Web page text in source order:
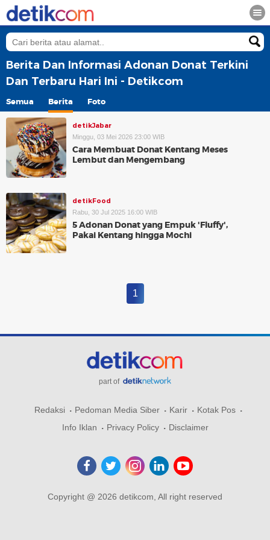
Berita Dan Informasi Adonan Donat Terkini
Dan Terbaru Hari Ini - Detikcom
Semua Berita Foto
detikJabar
Minggu, 03 Mei 2026 23:00 WIB
Cara Membuat Donat Kentang Meses
Lembut dan Mengembang
detikFood
Rabu, 30 Jul 2025 16:00 WIB
5 Adonan Donat yang Empuk 'Fluffy',
Pakai Kentang hingga Mochi
1
part of
Redaksi Pedoman Media Siber Karir
Kotak Pos
Info Iklan
Privacy Policy Disclaimer
Copyright @ 2026 detikcom, All right reserved